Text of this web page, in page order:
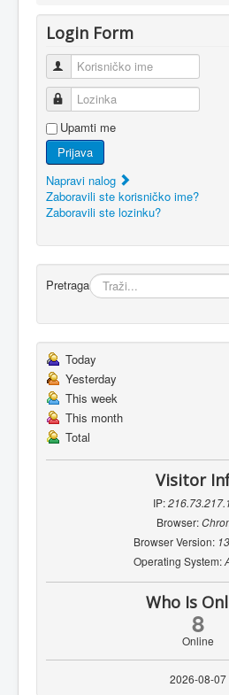
Login Form
Korisničko ime
Lozinka
Upamti me
Prijava
Napravi nalog
Zaboravili ste korisničko ime?
Zaboravili ste lozinku?
Pretraga
Today
Yesterday
This week
This month
Total
Visitor
IP:
Browser:
Browser Version:
Operating System:
Who Is
8
Online
2026-08-07